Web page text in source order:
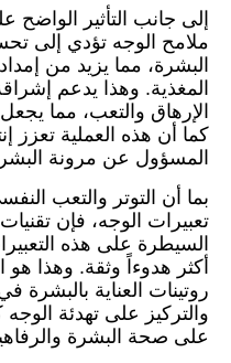
إلى جانب التأثير الواضح
ملامح الوجه تؤدي إلى
البشرة، مما يزيد من إمداد
المغذية. وهذا يدعم
الإرهاق والتعب، مما
كما أن هذه العملية تعزز
المسؤول عن مرونة
بما أن التوتر والتعب
تعبيرات الوجه، فإن
السيطرة على هذه
أكثر هدوءاً وثقة. وهذا
روتينات العناية بالبشرة
والتركيز على تهدئة
على صحة البشرة